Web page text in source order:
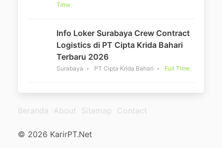
Time
Info Loker Surabaya Crew Contract
Logistics di PT Cipta Krida Bahari
Terbaru 2026
Surabaya PT Cipta Krida Bahari Full Time
Beranda About Sitemap Contact
© 2026 KarirPT.Net